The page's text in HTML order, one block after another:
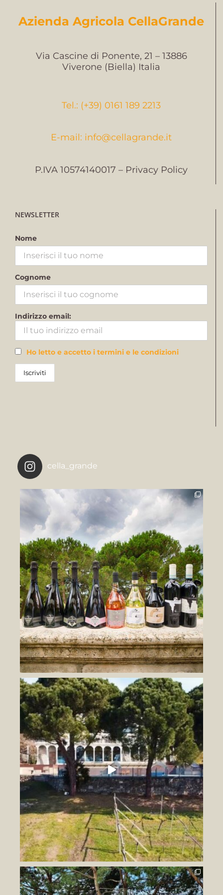
Azienda Agricola CellaGrande
Via Cascine di Ponente, 21 – 13886
Viverone (Biella) Italia
Tel.: (+39) 0161 189 2213
E-mail: info@cellagrande.it
P.IVA 10574140017 – Privacy Policy
NEWSLETTER
Nome
Cognome
Indirizzo email:
Ho letto e accetto i termini e le condizioni
cella_grande